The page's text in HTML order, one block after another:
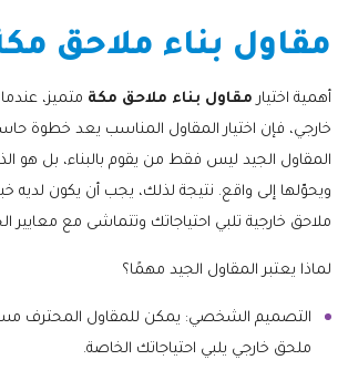
مقاول بناء ملاحق
أهمية اختيار مقاول بناء ملاحق مكة متميز،
خارجي، فإن اختيار المقاول المناسب يعد خطوة
المقاول الجيد ليس فقط من يقوم بالبناء، بل هو
ويحوّلها إلى واقع. نتيجة لذلك، يجب أن يكون لديه
ملاحق خارجية تلبي احتياجاتك وتتماشى مع معايير
لماذا يعتبر المقاول الجيد مهمًا؟
التصميم الشخصي: يمكن للمقاول المحترف
ملحق خارجي يلبي احتياجاتك الخاصة.